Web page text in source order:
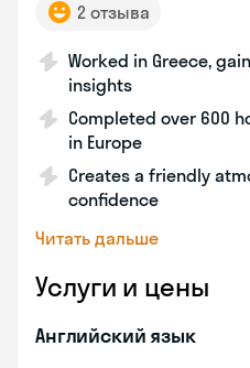
2 отзыва
Worked in Greece,
insights
Completed over 600
in Europe
Creates a friendly
confidence
Читать дальше
Услуги и цены
Английский язык